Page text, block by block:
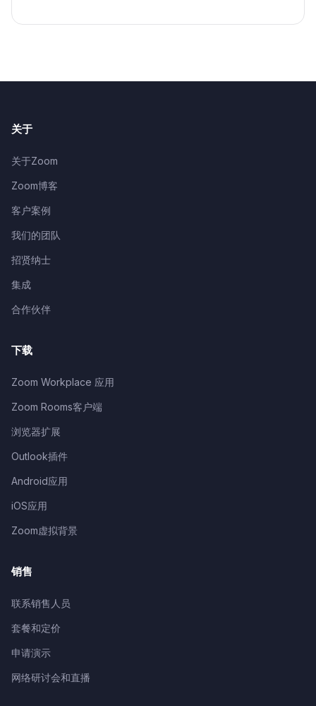
关于
关于Zoom
Zoom博客
客户案例
我们的团队
招贤纳士
集成
合作伙伴
下载
Zoom Workplace 应用
Zoom Rooms客户端
浏览器扩展
Outlook插件
Android应用
iOS应用
Zoom虚拟背景
销售
联系销售人员
套餐和定价
申请演示
网络研讨会和直播